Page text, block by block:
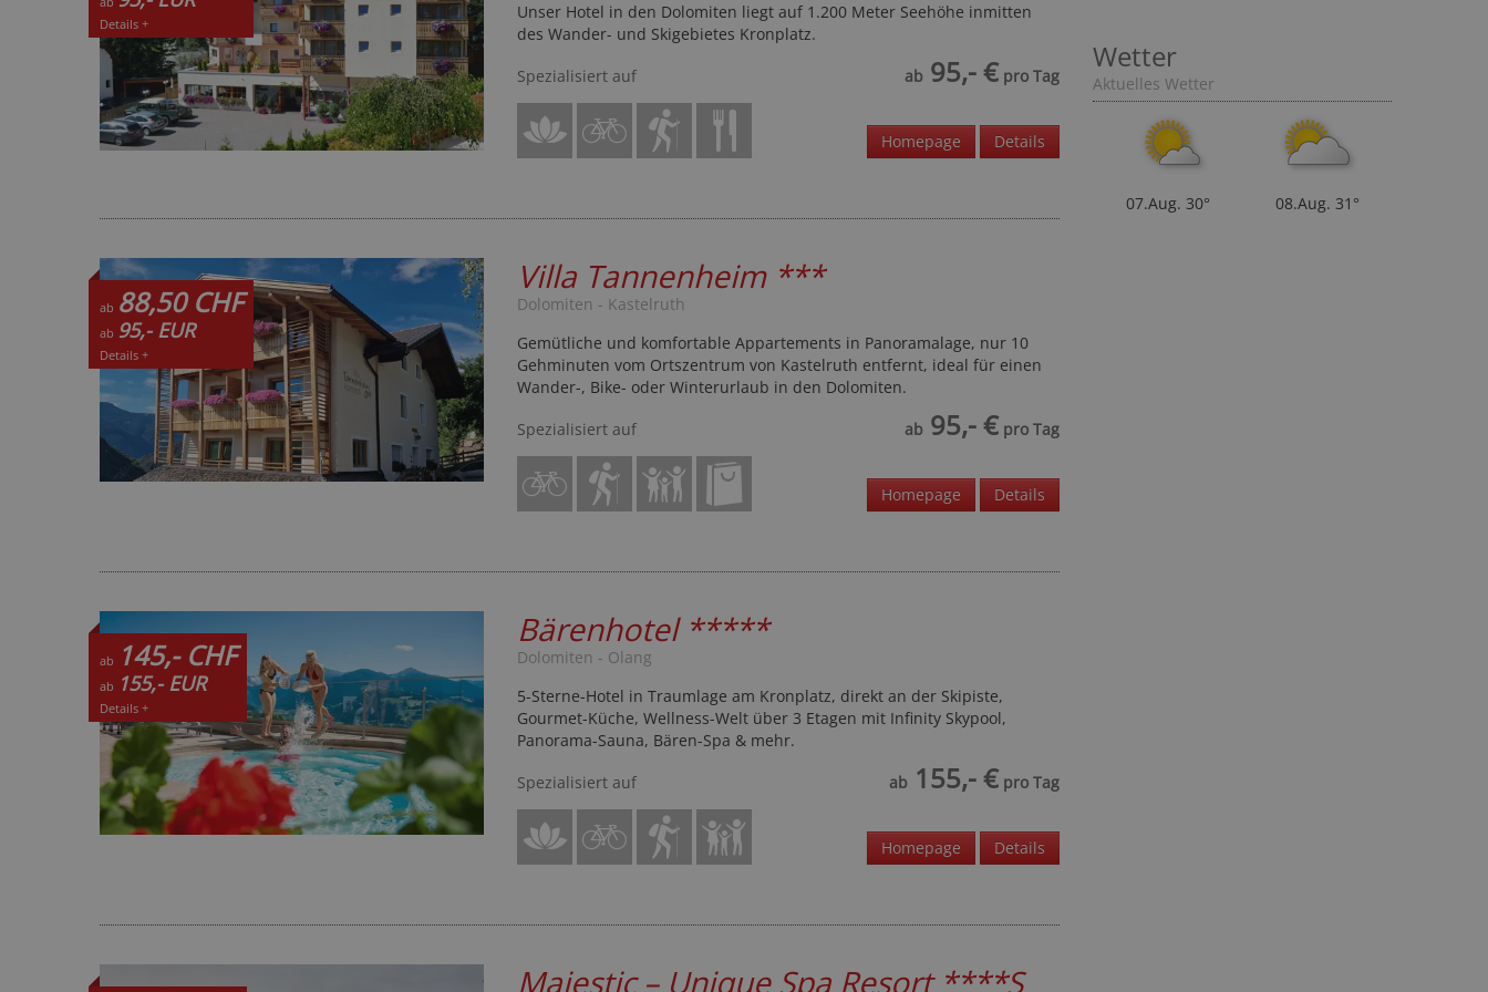
Details +
Unser Hotel in den Dolomiten liegt auf 1.200 Meter Seehöhe inmitten
des Wander- und Skigebietes Kronplatz.
Spezialisiert auf
ab95,- €pro Tag
Homepage Details
ab 88,50 CHF
ab 95,- EUR
Details +
Villa Tannenheim ***
Dolomiten - Kastelruth
Gemütliche und komfortable Appartements in Panoramalage, nur 10
Gehminuten vom Ortszentrum von Kastelruth entfernt, ideal für einen
Wander-, Bike- oder Winterurlaub in den Dolomiten.
Spezialisiert auf
ab95,- €pro Tag
Homepage Details
ab 145,- CHF
ab 155,- EUR
Details +
Bärenhotel *****
Dolomiten - Olang
5-Sterne-Hotel in Traumlage am Kronplatz, direkt an der Skipiste,
Gourmet-Küche, Wellness-Welt über 3 Etagen mit Infinity Skypool,
Panorama-Sauna, Bären-Spa & mehr.
Spezialisiert auf
ab155,- €pro Tag
Homepage Details
Majestic – Unique Spa Resort ****S
Wetter
Aktuelles Wetter
07.Aug. 30° 08.Aug. 31°